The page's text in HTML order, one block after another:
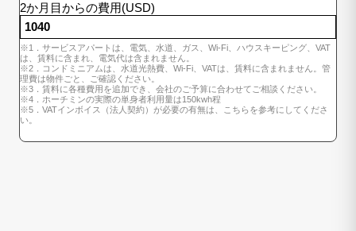
2か月目からの費用(USD)
※1．サービスアパートは、電気、水道、ガス、Wi-Fi、ハウスキーピング、VAT
は、賃料に含まれ、電気代は含まれません。
※2．コンドミニアムは、水道光熱費、Wi-Fi、VATは、賃料に含まれません。管
理費は物件ごと、ご確認ください。
※3．賃料に各種費用を追加でき、会社のご予算に合わせてご相談ください。
※4．ホーチミンの実際の単身者利用量は150kwh程
※5．VATインボイス（法人契約）が必要の有無は、こちらを参考にしてくださ
い。